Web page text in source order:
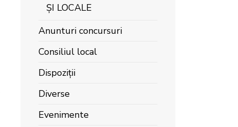
ȘI LOCALE
Anunturi concursuri
Consiliul local
Dispoziții
Diverse
Evenimente